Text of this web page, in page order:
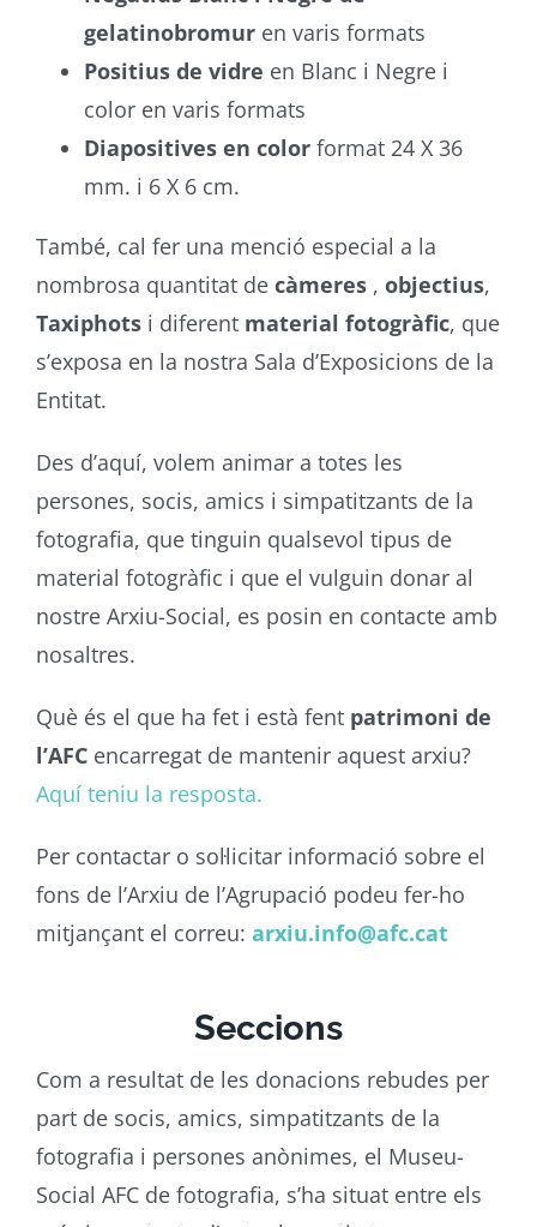
gelatinobromuren varis formats
Positius de vidre en Blanc i Negre i
color en varis formats
Diapositives en colorformat 24 X 36
mm. i 6 X 6 cm.
També, cal fer una menció especial a la
nombrosa quantitat de càmeres, objectius,
Taxiphotsi diferent material fotogràfic, que
s’exposa en la nostra Sala d’Exposicions de la
Entitat.
Des d’aquí, volem animar a totes les
persones, socis, amics i simpatitzants de la
fotografia, que tinguin qualsevol tipus de
material fotogràfic i que el vulguin donar al
nostre Arxiu-Social, es posin en contacte amb
nosaltres.
Què és el que ha fet i està fent patrimoni de
l’AFCencarregat de mantenir aquest arxiu?
Aquí teniu la resposta.
Per contactar o sol·licitar informació sobre el
fons de l’Arxiu de l’Agrupació podeu fer-ho
mitjançant el correu: arxiu.info@afc.cat
Seccions
Com a resultat de les donacions rebudes per
part de socis, amics, simpatitzants de la
fotografia i persones anònimes, el Museu-
Social AFC de fotografia, s’ha situat entre els